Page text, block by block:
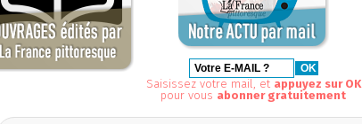
Saisissez votre mail, et appuyez sur OK
pour vous abonner gratuitement